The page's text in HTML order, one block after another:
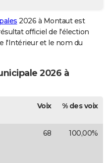
2026 à Montaut est
officiel de l'élection
l'Intérieur et le nom du
2026 à
Voix % des voix
68 100,00%